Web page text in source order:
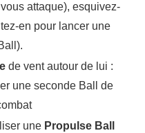
attaque), esquivez-
en pour lancer une
de vent autour de lui :
une seconde Ball de
une Propulse Ball